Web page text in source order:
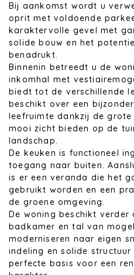
Bij aankomst wordt u
oprit met voldoende
karaktervolle gevel met
solide bouw en het
benadrukt.
Binnenin betreedt u de
inkomhal met
biedt tot de verschillende
beschikt over een
leefruimte dankzij de
mooi zicht bieden op de
landschap.
De keuken is functioneel
toegang naar buiten.
is er een veranda die het
gebruikt worden en een
de groene omgeving.
De woning beschikt
badkamer en tal van
moderniseren naar eigen
indeling en solide
perfecte basis voor een